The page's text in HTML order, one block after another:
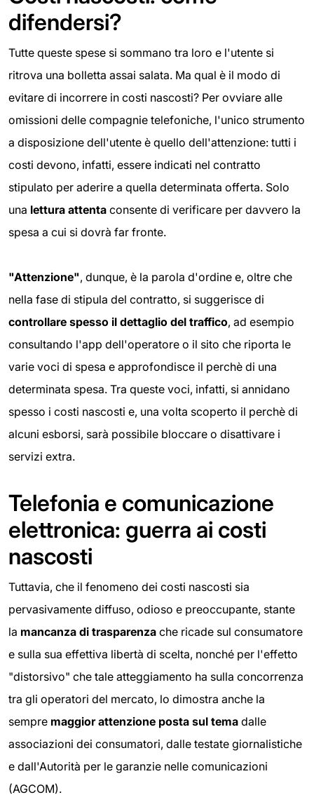
difendersi?
Tutte queste spese si sommano tra loro e l'utente si
ritrova una bolletta assai salata. Ma qual è il modo di
evitare di incorrere in costi nascosti? Per ovviare alle
omissioni delle compagnie telefoniche, l'unico strumento
a disposizione dell'utente è quello dell'attenzione: tutti i
costi devono, infatti, essere indicati nel contratto
stipulato per aderire a quella determinata offerta. Solo
una lettura attenta consente di verificare per davvero la
spesa a cui si dovrà far fronte.
"Attenzione", dunque, è la parola d'ordine e, oltre che
nella fase di stipula del contratto, si suggerisce di
controllare spesso il dettaglio del traffico, ad esempio
consultando l'app dell'operatore o il sito che riporta le
varie voci di spesa e approfondisce il perchè di una
determinata spesa. Tra queste voci, infatti, si annidano
spesso i costi nascosti e, una volta scoperto il perchè di
alcuni esborsi, sarà possibile bloccare o disattivare i
servizi extra.
Telefonia e comunicazione
elettronica: guerra ai costi
nascosti
Tuttavia, che il fenomeno dei costi nascosti sia
pervasivamente diffuso, odioso e preoccupante, stante
la mancanza di trasparenza che ricade sul consumatore
e sulla sua effettiva libertà di scelta, nonché per l'effetto
"distorsivo" che tale atteggiamento ha sulla concorrenza
tra gli operatori del mercato, lo dimostra anche la
sempre maggior attenzione posta sul tema dalle
associazioni dei consumatori, dalle testate giornalistiche
e dall'Autorità per le garanzie nelle comunicazioni
(AGCOM).